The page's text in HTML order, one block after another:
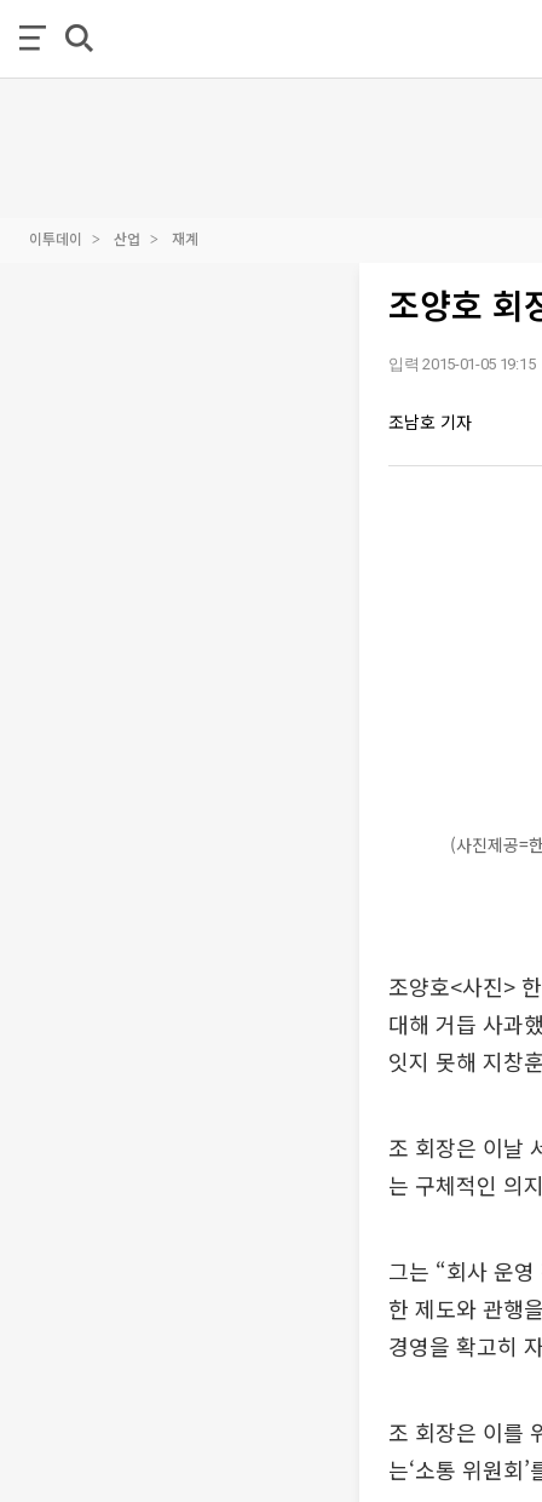
이투데이 산업 재계
조양호 회
입력 2015-01-05 19:15
조남호 기자
(사진제공=
조양호<사진>
대해 거듭 사과
잇지 못해 지창
조 회장은 이날
는 구체적인 의
그는 “회사 운
한 제도와 관행
경영을 확고히
조 회장은 이를
는‘소통 위원회